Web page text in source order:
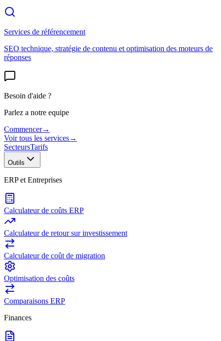
Services de référencement
SEO technique, stratégie de contenu et optimisation des moteurs de
réponses
Besoin d'aide ?
Parlez a notre equipe
Commencer→
Voir tous les services→
SecteursTarifs
Outils
ERP et Entreprises
Calculateur de coûts ERP
Calculateur de retour sur investissement
Calculateur de coût de migration
Optimisation des coûts
Comparaisons ERP
Finances